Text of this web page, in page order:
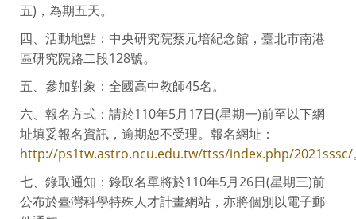
五)，為期五天。
四、活動地點：中央研究院蔡元培紀念館，臺北市南港
區研究院路二段128號。
五、參加對象：全國高中教師45名。
六、報名方式：請於110年5月17日(星期一)前至以下網
址填妥報名資訊，逾期恕不受理。報名網址：
http://ps1tw.astro.ncu.edu.tw/ttss/index.php/2021sssc/
七、錄取通知：錄取名單將於110年5月26日(星期三)前
公布於臺灣科學特殊人才計畫網站，亦將個別以電子郵